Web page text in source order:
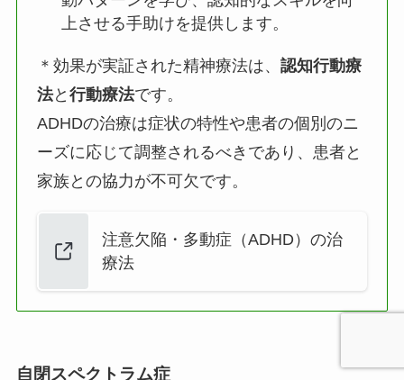
上させる手助けを提供します。
＊効果が実証された精神療法は、認知行動療
法と行動療法です。
ADHDの治療は症状の特性や患者の個別のニ
ーズに応じて調整されるべきであり、患者と
家族との協力が不可欠です。
注意欠陥・多動症（ADHD）の治
療法
自閉スペクトラム症